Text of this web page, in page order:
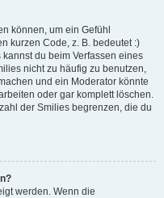
können, um ein Gefühl
kurzen Code, z. B. bedeutet :)
du beim Verfassen eines
nicht zu häufig zu benutzen,
und ein Moderator könnte
oder gar komplett löschen.
der Smilies begrenzen, die du
werden. Wenn die